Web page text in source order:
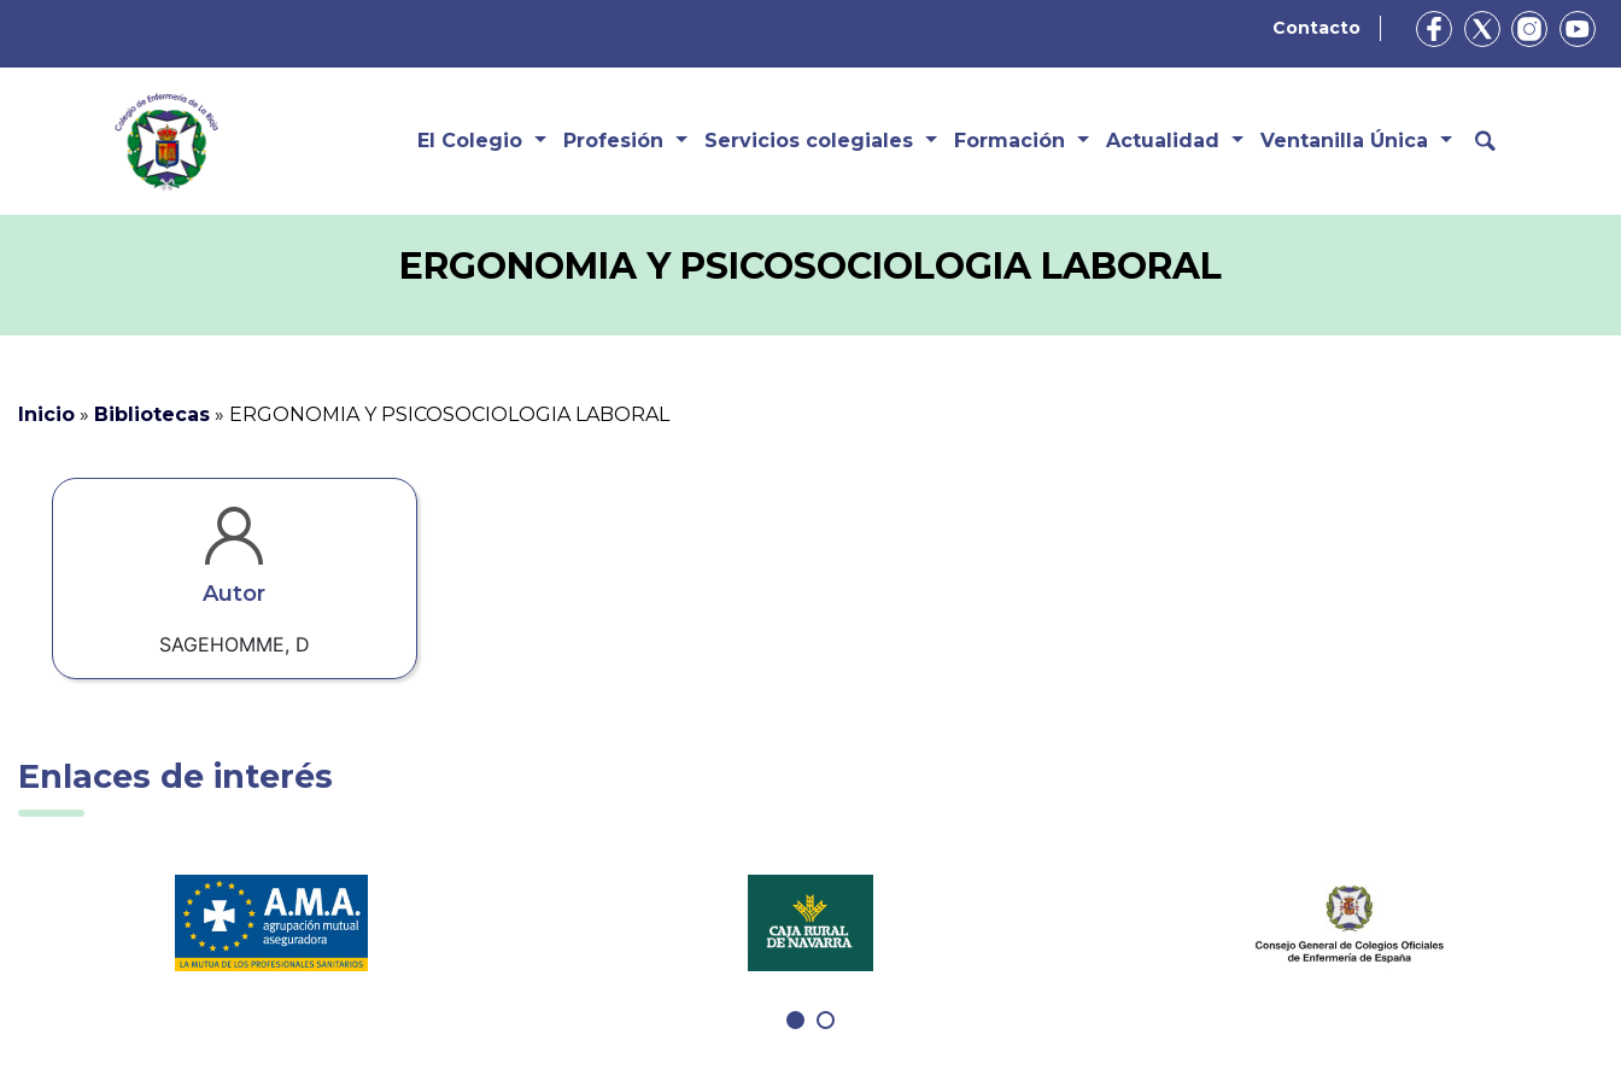
Contacto
El Colegio Profesión Servicios colegiales Formación Actualidad Ventanilla Única
ERGONOMIA Y PSICOSOCIOLOGIA LABORAL
Inicio » Bibliotecas » ERGONOMIA Y PSICOSOCIOLOGIA LABORAL
Autor
SAGEHOMME, D
Enlaces de interés